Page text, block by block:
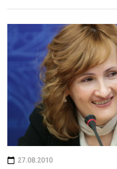
27.08.2010